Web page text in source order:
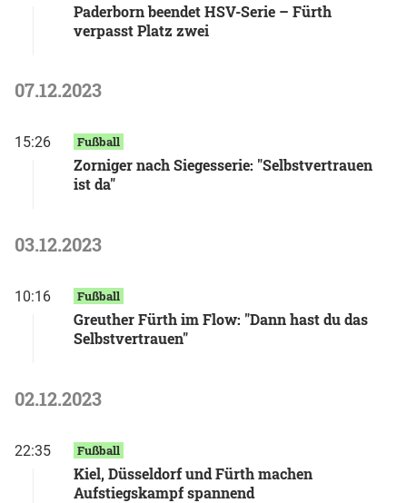
Paderborn beendet HSV-Serie – Fürth
verpasst Platz zwei
07.12.2023
15:26 Fußball
Zorniger nach Siegesserie: "Selbstvertrauen
ist da"
03.12.2023
10:16 Fußball
Greuther Fürth im Flow: "Dann hast du das
Selbstvertrauen"
02.12.2023
22:35 Fußball
Kiel, Düsseldorf und Fürth machen
Aufstiegskampf spannend